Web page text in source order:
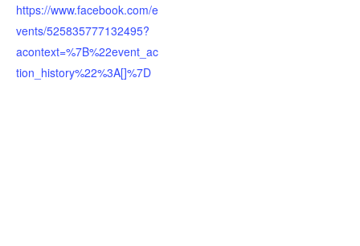
https://www.facebook.com/e
vents/525835777132495?
acontext=%7B%22event_ac
tion_history%22%3A[]%7D